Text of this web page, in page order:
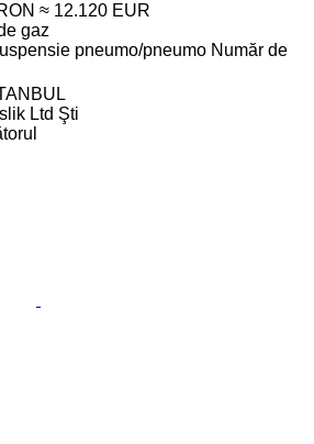
≈ 12.120 EUR
gaz
pneumo/pneumo Număr de
Ltd Şti